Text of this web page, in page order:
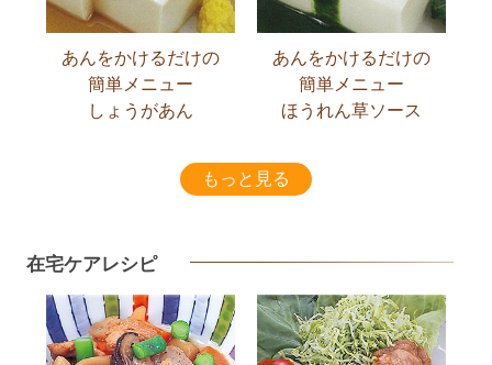
あんをかけるだけの
簡単メニュー
しょうがあん
あんをかけるだけの
簡単メニュー
ほうれん草ソース
もっと見る
在宅ケアレシピ